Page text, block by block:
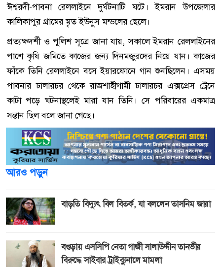
ঈশ্বরদী-পাবনা রেললাইনে দুর্ঘটনাটি ঘটে। ইমরান উপজেলার
কালিকাপুর গ্রামের মৃত ইউনুস মন্ডলের ছেলে।
প্রত্যক্ষদর্শী ও পুলিশ সূত্রে জানা যায়, সকালে ইমরান রেললাইনের
পাশে কৃষি জমিতে কাজের জন্য দিনমজুরদের নিয়ে যান। কাজের
ফাঁকে তিনি রেললাইনে বসে ইয়ারফোনে গান শুনছিলেন। এসময়
পাবনার ঢালারচর থেকে রাজশাহীগামী ঢালারচর এক্সপ্রেস ট্রেনে
কাটা পড়ে ঘটনাস্থলেই মারা যান তিনি। সে পরিবারের একমাত্র
সন্তান ছিল বলে জানা গেছে।
আরও পড়ুন
বাড়তি বিদ্যুৎ বিল বিতর্ক, যা বললেন তাসনিম জারা
বগুড়ায় এসসিপি নেতা গাজী সালাউদ্দীন তানভীর
বিরুদ্ধে সাইবার ট্রাইব্যুনালে মামলা